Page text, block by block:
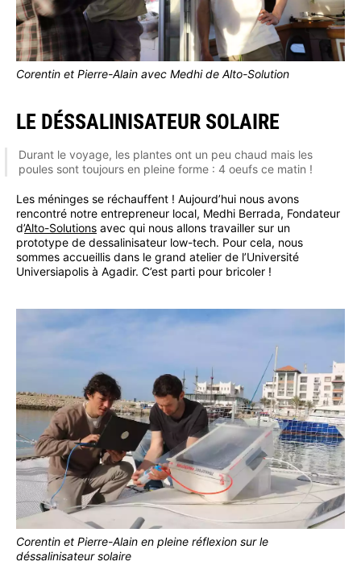
Corentin et Pierre-Alain avec Medhi de Alto-Solution
LE DÉSSALINISATEUR SOLAIRE
Durant le voyage, les plantes ont un peu chaud mais les
poules sont toujours en pleine forme : 4 oeufs ce matin !
Les méninges se réchauffent ! Aujourd’hui nous avons
rencontré notre entrepreneur local, Medhi Berrada, Fondateur
d’Alto-Solutions avec qui nous allons travailler sur un
prototype de dessalinisateur low-tech. Pour cela, nous
sommes accueillis dans le grand atelier de l’Université
Universiapolis à Agadir. C’est parti pour bricoler !
Corentin et Pierre-Alain en pleine réflexion sur le
déssalinisateur solaire